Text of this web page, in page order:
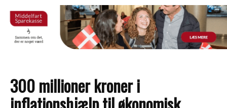
300 millioner kroner i